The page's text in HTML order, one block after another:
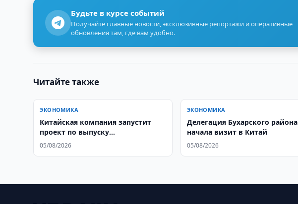
Будьте в курсе событий
Получайте главные новости, эксклюзивные репортажи и оперативные
обновления там, где вам удобно.
Читайте также
ЭКОНОМИКА
Китайская компания запустит
проект по выпуску
трансформаторов
05/08/2026
ЭКОНОМИКА
Делегация Бухарского района
начала визит в Китай
05/08/2026